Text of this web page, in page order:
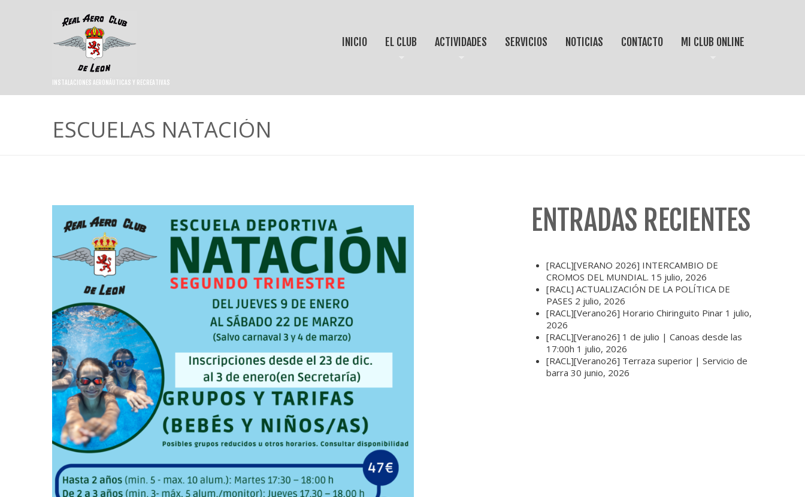
INSTALACIONES AERONÁUTICAS Y RECREATIVAS
INICIO EL CLUB ACTIVIDADES SERVICIOS NOTICIAS CONTACTO MI CLUB ONLINE
ESCUELAS NATACIÓN
ENTRADAS RECIENTES
[RACL][VERANO 2026] INTERCAMBIO DE
CROMOS DEL MUNDIAL. 15 julio, 2026
[RACL] ACTUALIZACIÓN DE LA POLÍTICA DE
PASES 2 julio, 2026
[RACL][Verano26] Horario Chiringuito Pinar 1 julio,
2026
[RACL][Verano26] 1 de julio | Canoas desde las
17:00h 1 julio, 2026
[RACL][Verano26] Terraza superior | Servicio de
barra 30 junio, 2026